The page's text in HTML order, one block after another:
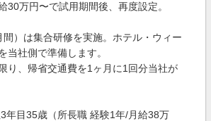
30万円〜で試用期間後、再度設定。
）は集合研修を実施。ホテル・ウィー
当社側で準備します。
り、帰省交通費を1ヶ月に1回分当社が
年目35歳（所長職 経験1年/月給38万